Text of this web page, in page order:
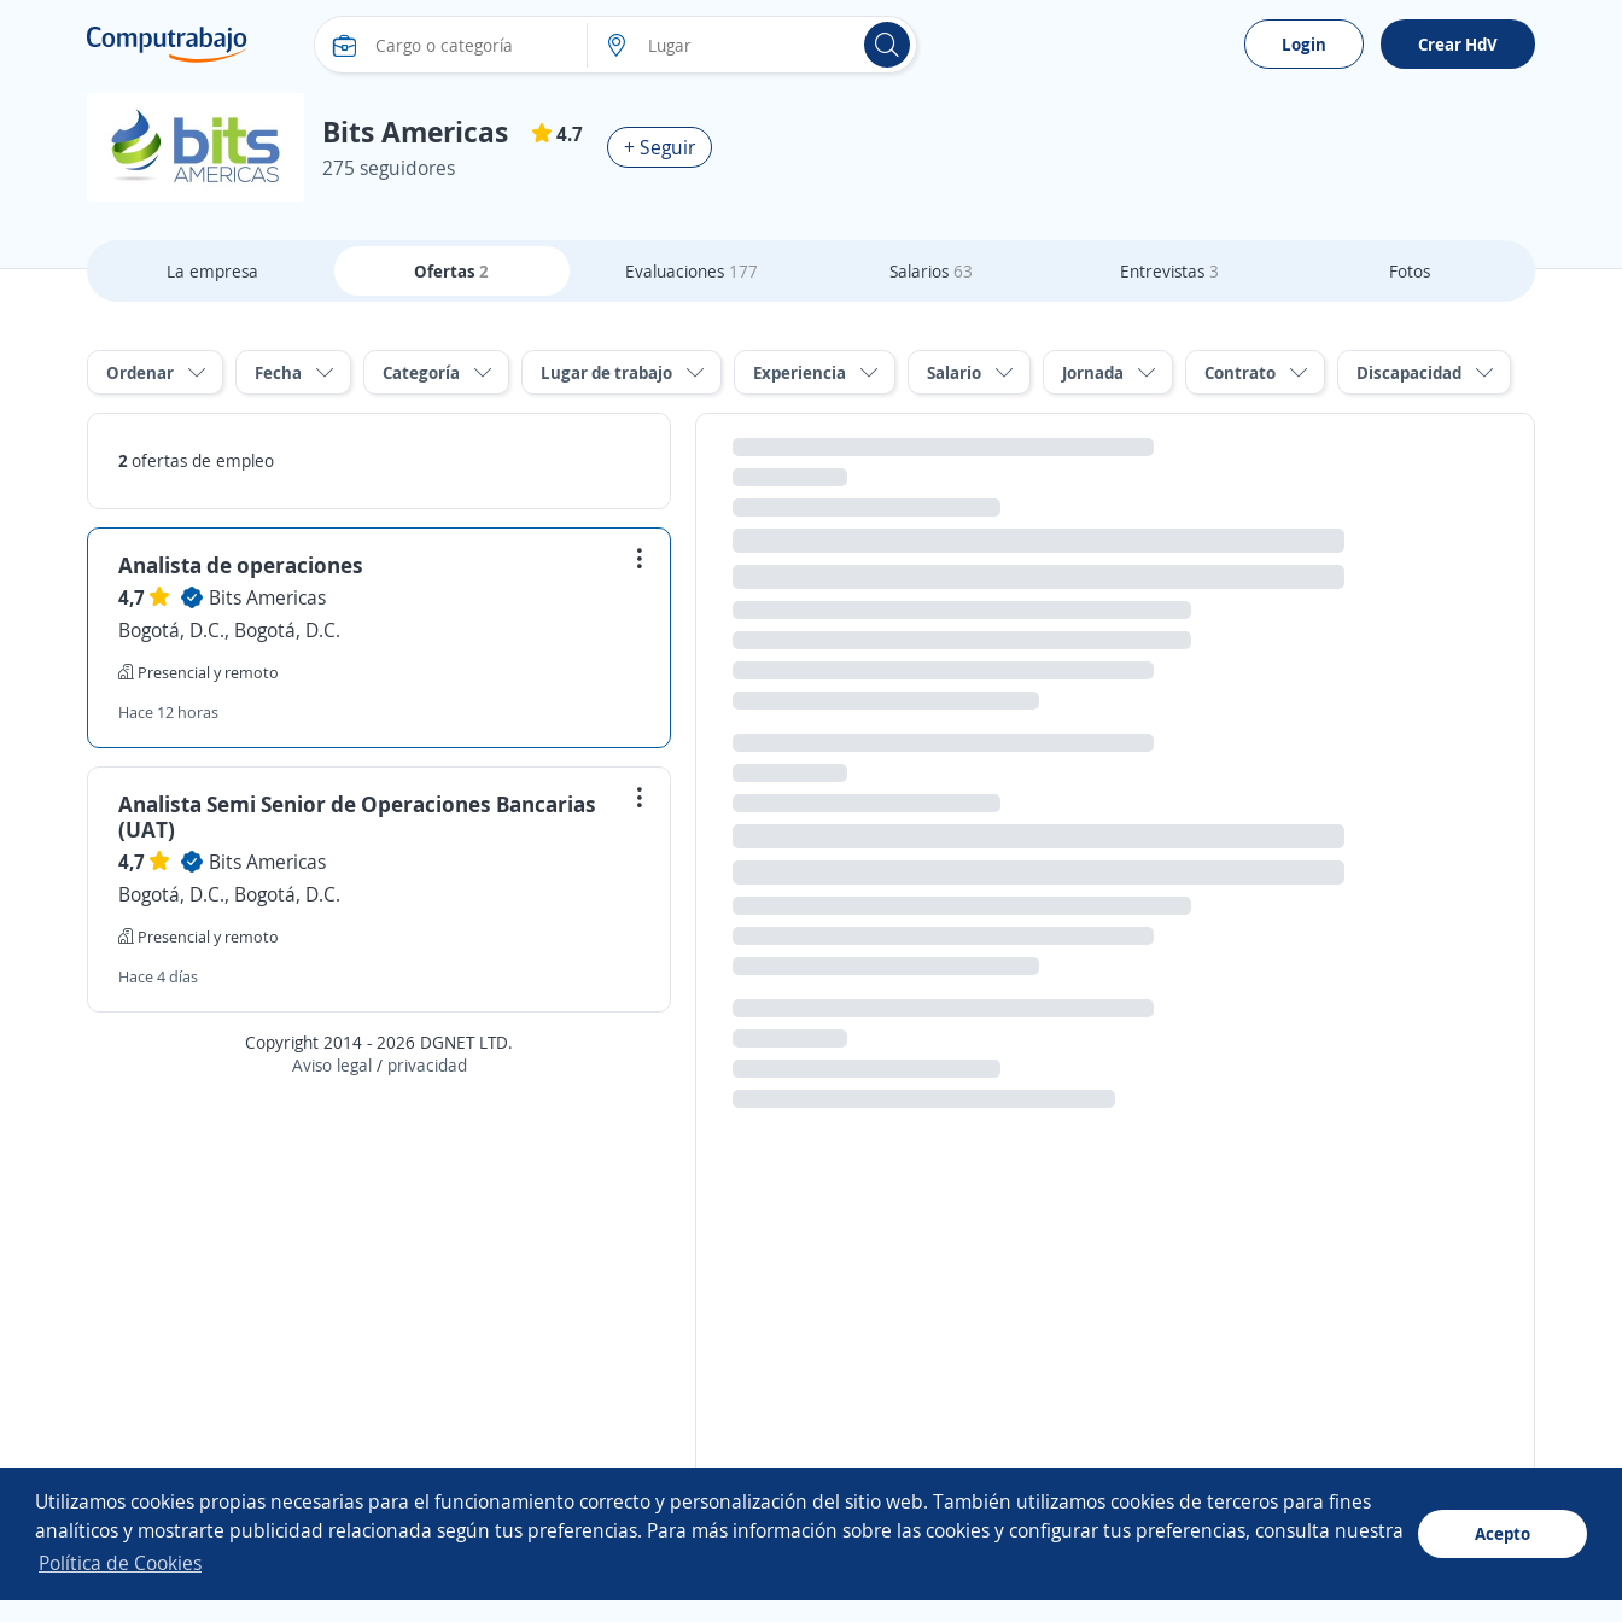
Utilizamos cookies propias necesarias para el funcionamiento correcto y personalización del sitio web. También utilizamos cookies de terceros para fines
analíticos y mostrarte publicidad relacionada según tus preferencias. Para más información sobre las cookies y configurar tus preferencias, consulta nuestra
Política de Cookies
Acepto
Login Crear HdV
Bits Americas
4.7
275 seguidores
+ Seguir
La empresa Ofertas2 Evaluaciones 177 Salarios 63 Entrevistas3 Fotos
Ordenar Fecha Categoría Lugar de trabajo Experiencia Salario Jornada Contrato Discapacidad
2ofertas de empleo
Analista de operaciones
4,7
Bits Americas
Bogotá, D.C., Bogotá, D.C.
Presencial y remoto
Hace 12 horas
Analista Semi Senior de Operaciones Bancarias
(UAT)
4,7
Bits Americas
Bogotá, D.C., Bogotá, D.C.
Presencial y remoto
Hace 4 días
Copyright 2014 - 2026 DGNET LTD.
Aviso legal/ privacidad